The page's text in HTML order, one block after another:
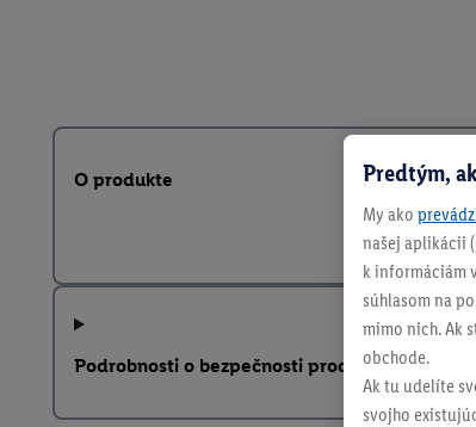
O produkte
Podrobnosti o bezpečnosti produktu
Predtým,
My ako
našej aplikácii
k informáciám
súhlasom na
mimo nich. Ak
obchode.
Ak tu udelíte
svojho